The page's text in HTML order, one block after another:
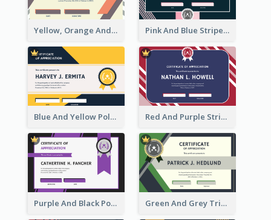
Yellow, Orange And Blue Sunburst Certificate Pink And Blue Stripes Patterns Certificate
Blue And Yellow Polygon With Badge Certificate Red And Purple Stripes Frame Certificate
Purple And Black Polygon Appreciation Certificate Green And Grey Triangles With Badge Certificate